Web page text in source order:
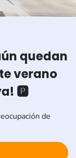
quedan
verano
🅿️
de